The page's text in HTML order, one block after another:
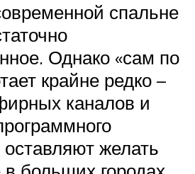
спальне
Однако «сам по
крайне редко –
каналов и
желать